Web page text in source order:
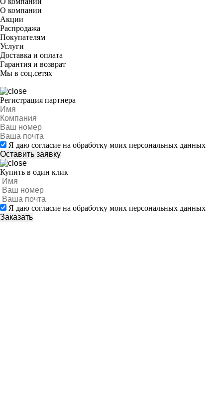
О компании
Акции
Распродажа
Покупателям
Услуги
Доставка и оплата
Гарантия и возврат
Мы в соц.сетях
Регистрация партнера
Я даю согласие на обработку моих персональных данных
Купить в один клик
Я даю согласие на обработку моих персональных данных